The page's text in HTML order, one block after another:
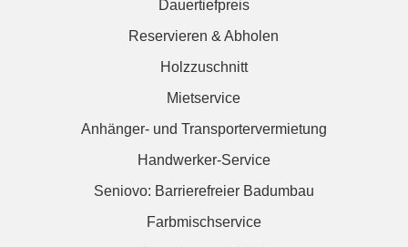
Dauertiefpreis
Reservieren & Abholen
Holzzuschnitt
Mietservice
Anhänger- und Transportervermietung
Handwerker-Service
Seniovo: Barrierefreier Badumbau
Farbmischservice